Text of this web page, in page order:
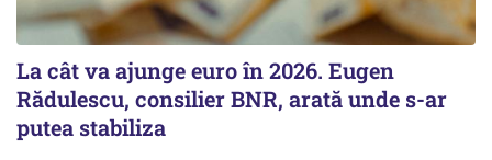
La cât va ajunge euro în 2026. Eugen
Rădulescu, consilier BNR, arată unde s-ar
putea stabiliza